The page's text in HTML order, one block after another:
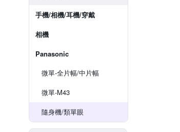
手機/相機/耳機/穿戴
相機
Panasonic
微單-全片幅/中片幅
微單-M43
隨身機/類單眼